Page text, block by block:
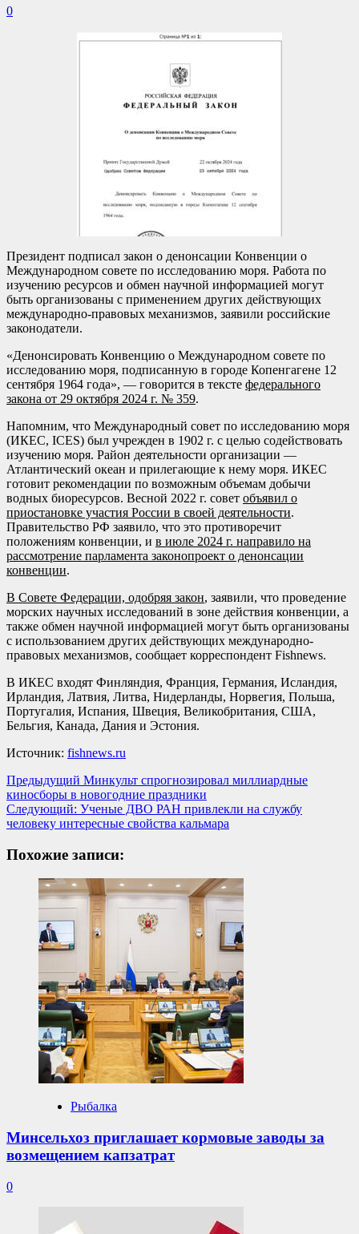
0
Президент подписал закон о денонсации Конвенции о
Международном совете по исследованию моря. Работа по
изучению ресурсов и обмен научной информацией могут
быть организованы с применением других действующих
международно-правовых механизмов, заявили российские
законодатели.
«Денонсировать Конвенцию о Международном совете по
исследованию моря, подписанную в городе Копенгагене 12
сентября 1964 года», — говорится в тексте федерального
закона от 29 октября 2024 г. № 359.
Напомним, что Международный совет по исследованию моря
(ИКЕС, ICES) был учрежден в 1902 г. с целью содействовать
изучению моря. Район деятельности организации —
Атлантический океан и прилегающие к нему моря. ИКЕС
готовит рекомендации по возможным объемам добычи
водных биоресурсов. Весной 2022 г. совет объявил о
приостановке участия России в своей деятельности.
Правительство РФ заявило, что это противоречит
положениям конвенции, и в июле 2024 г. направило на
рассмотрение парламента законопроект о денонсации
конвенции.
В Совете Федерации, одобряя закон, заявили, что проведение
морских научных исследований в зоне действия конвенции, а
также обмен научной информацией могут быть организованы
с использованием других действующих международно-
правовых механизмов, сообщает корреспондент Fishnews.
В ИКЕС входят Финляндия, Франция, Германия, Исландия,
Ирландия, Латвия, Литва, Нидерланды, Норвегия, Польша,
Португалия, Испания, Швеция, Великобритания, США,
Бельгия, Канада, Дания и Эстония.
Источник: fishnews.ru
Навигация
записи
Предыдущий Минкульт спрогнозировал миллиардные
киносборы в новогодние праздники
Следующий: Ученые ДВО РАН привлекли на службу
человеку интересные свойства кальмара
Похожие записи:
Рыбалка
Минсельхоз приглашает кормовые заводы за
возмещением капзатрат
0